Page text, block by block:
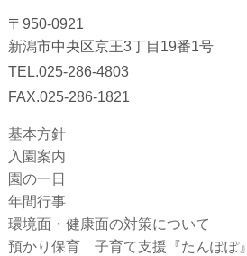
〒950-0921
新潟市中央区京王3丁目19番1号
TEL.025-286-4803
FAX.025-286-1821
基本方針
入園案内
園の一日
年間行事
環境面・健康面の対策について
預かり保育 子育て支援『たんぽぽ』